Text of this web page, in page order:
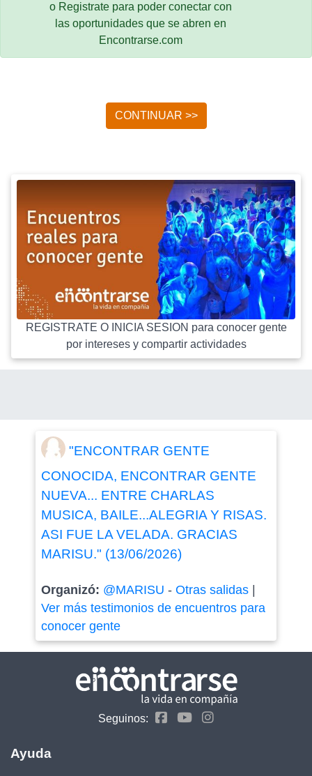
o Registrate para poder conectar con
las oportunidades que se abren en
Encontrarse.com
CONTINUAR >>
REGISTRATE O INICIA SESION para conocer gente
por intereses y compartir actividades
"ENCONTRAR GENTE
CONOCIDA, ENCONTRAR GENTE
NUEVA... ENTRE CHARLAS
MUSICA, BAILE...ALEGRIA Y RISAS.
ASI FUE LA VELADA. GRACIAS
MARISU." (13/06/2026)
Organizó: @MARISU - Otras salidas|
Ver más testimonios de encuentros para
conocer gente
Seguinos:
Ayuda